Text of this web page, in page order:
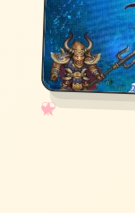
✧
♡
★
♥